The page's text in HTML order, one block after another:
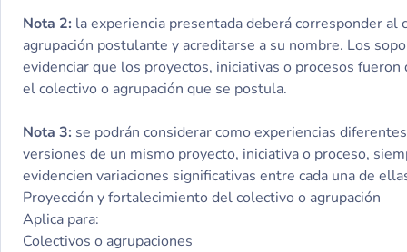
Nota 2: la experiencia presentada deberá corresponder al
agrupación postulante y acreditarse a su nombre. Los
evidenciar que los proyectos, iniciativas o procesos
el colectivo o agrupación que se postula.
Nota 3: se podrán considerar como experiencias
versiones de un mismo proyecto, iniciativa o proceso,
evidencien variaciones significativas entre cada una de
Proyección y fortalecimiento del colectivo o agrupación
Aplica para:
Colectivos o agrupaciones